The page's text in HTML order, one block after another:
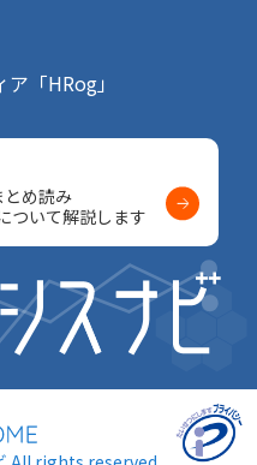
「HRog」
め読み
ついて解説します